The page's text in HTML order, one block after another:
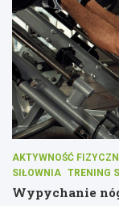
AKTYWNOŚĆ
SIŁOWNIA TRENING
Wypychanie